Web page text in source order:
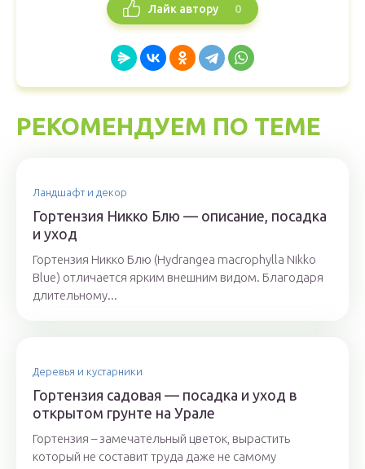
Лайк автору 0
РЕКОМЕНДУЕМ ПО ТЕМЕ
Ландшафт и декор
Гортензия Никко Блю — описание, посадка
и уход
Гортензия Никко Блю (Hydrangea macrophylla Nikko
Blue) отличается ярким внешним видом. Благодаря
длительному...
Деревья и кустарники
Гортензия садовая — посадка и уход в
открытом грунте на Урале
Гортензия – замечательный цветок, вырастить
который не составит труда даже не самому